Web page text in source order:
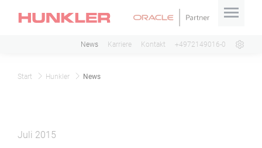
News Karriere Kontakt +4972149016-0
Start Hunkler News
Juli 2015